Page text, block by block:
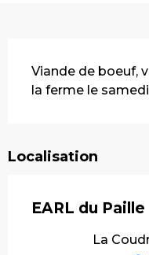
Viande de boeuf,
la ferme le
Localisation
EARL du Paille
La